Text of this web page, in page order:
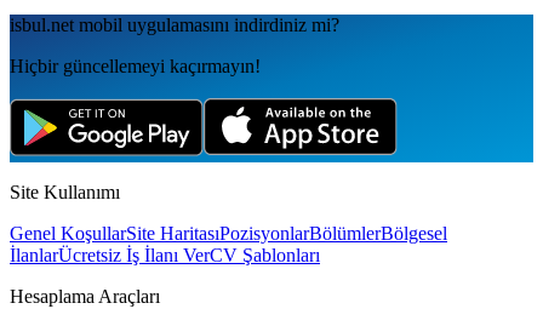
isbul.net mobil uygulamаsını indirdiniz mi?
Hiçbir güncellemeyi kaçırmayın!
Site Kullanımı
Genel KoşullarSite HaritasıPozisyonlarBölümlerBölgesel
İlanlarÜcretsiz İş İlanı VerCV Şablonları
Hesaplama Araçları